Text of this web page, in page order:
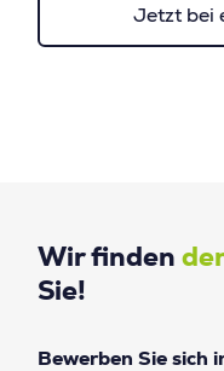
Jetzt bei
Wir finden
Sie!
Bewerben Sie sich